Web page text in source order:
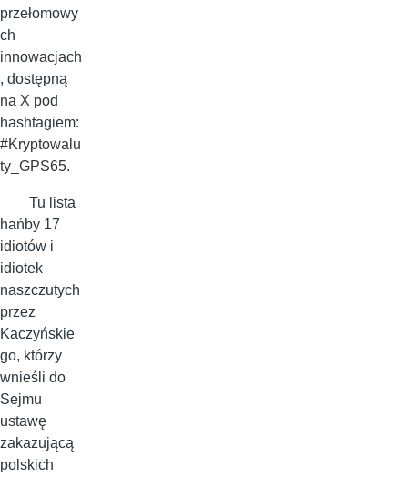
przełomowy
ch
innowacjach
, dostępną
na X pod
hashtagiem:
#Kryptowalu
ty_GPS65.
Tu lista
hańby 17
idiotów i
idiotek
naszczutych
przez
Kaczyńskie
go, którzy
wnieśli do
Sejmu
ustawę
zakazującą
polskich